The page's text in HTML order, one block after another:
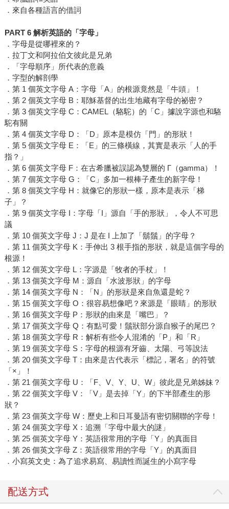
．來自各種語言的借詞
PART 6 解析英語的「字母」
．字母是從哪裡來的？
．拉丁文和阿拉伯文彼此是兄弟
．「字母順序」所代表的意義
．字型的解剖學
．第 1 個英文字母 A：字母「A」的根源竟然是「牛頭」！
．第 2 個英文字母 B：耶穌基督的出生地藏有字母的祕密？
．第 3 個英文字母 C：CAMEL（駱駝）的「C」據說字源也和駱
駝有關
．第 4 個英文字母 D：「D」原本是模仿「門」的形狀！
．第 5 個英文字母 E：「E」的三條橫線，其實是表示「人的手
指？」
．第 6 個英文字母 F：在古希臘被誤認為雙層的 Г（gamma）！
．第 7 個英文字母 G：「C」多加一根棒子產生的新字母！
．第 8 個英文字母 H：就像它的形狀一樣，原本是表示「梯
子」？
．第 9 個英文字母 I：字母「I」源自「手的形狀」，令人不可思
議
．第 10 個英文字母 J：J 是在 I 上加了「鬍鬚」的字母？
．第 11 個英文字母 K：手伸出 3 根手指的形狀，就是這個字母的
根源！
．第 12 個英文字母 L：字源是「牧者的手杖」！
．第 13 個英文字母 M：源自「水波形狀」的字母
．第 14 個英文字母 N：「N」的形狀是來自魚還是蛇？
．第 15 個英文字母 O：很容易想像吧？來源是「眼睛」的形狀
．第 16 個英文字母 P：形狀的由來是「嘴巴」？
．第 17 個英文字母 Q：有點可愛！鬚狀部分源自猴子的尾巴？
．第 18 個英文字母 R：解析有些令人混淆的「P」和「R」
．第 19 個英文字母 S：字母的根源有牙齒、太陽、弓等說法
．第 20 個英文字母 T：由來是古代表示「標記，署名」的符號
「×」！
．第 21 個英文字母 U：「F、V、Y、U、W」彼此是兄弟姊妹？
．第 22 個英文字母 V：「V」是去掉「Y」的下半部產生的形
狀？
．第 23 個英文字母 W：歷史上和日耳曼語有密切關聯的字母！
．第 24 個英文字母 X：追溯「字母中最大的謎」
．第 25 個英文字母 Y：英語很常用的字母「Y」的真面目
．第 26 個英文字母 Z：英語很常用的字母「Y」的真面目
．小寫英文史：為了追求易寫、易讀性而誕生的小寫字母
配送方式